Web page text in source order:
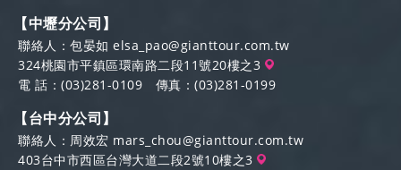
【中壢分公司】
聯絡人：包晏如 elsa_pao@gianttour.com.tw
324桃園市平鎮區環南路二段11號20樓之3
電 話： (03)281-0109 傳真：(03)281-0199
【台中分公司】
聯絡人：周效宏 mars_chou@gianttour.com.tw
403台中市西區台灣大道二段2號10樓之3